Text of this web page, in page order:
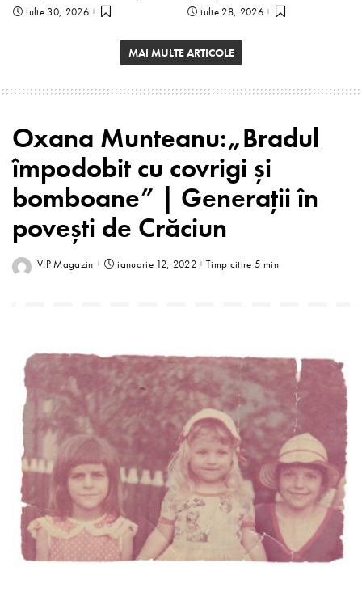
iulie 30, 2026 iulie 28, 2026
MAI MULTE ARTICOLE
Oxana Munteanu:„Bradul
împodobit cu covrigi și
bomboane” | Generații în
povești de Crăciun
VIP Magazin ianuarie 12, 2022 Timp citire 5 min